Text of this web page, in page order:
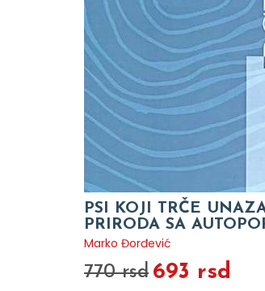
PSI KOJI TRČE
PRIRODA SA
Marko Đorđević
770 rsd 693 rsd